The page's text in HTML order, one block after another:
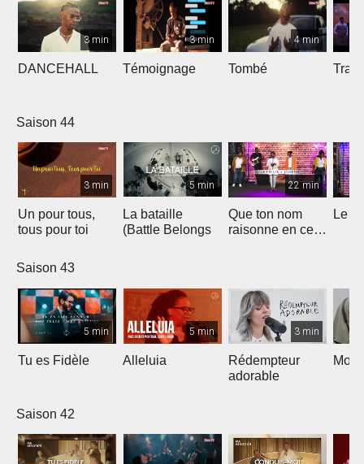
3 min
DANCEHALL
3 min
Témoignage
4 min
Tombé
Saison 44
3 min
Un pour tous,
tous pour toi
5 min
La bataille
(Battle Belongs
22 min
Que ton nom
raisonne en ce
Le
Saison 43
5 min
Tu es Fidèle
5 min
Alleluia
3 min
Rédempteur
adorable
Mon
Saison 42